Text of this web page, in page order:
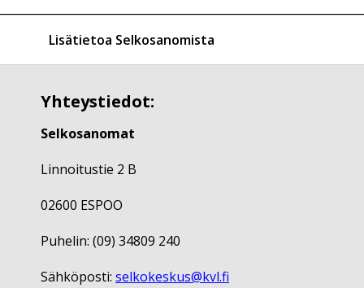
Lisätietoa Selkosanomista
Yhteystiedot:
Selkosanomat
Linnoitustie 2 B
02600 ESPOO
Puhelin: (09) 34809 240
Sähköposti: selkokeskus@kvl.fi